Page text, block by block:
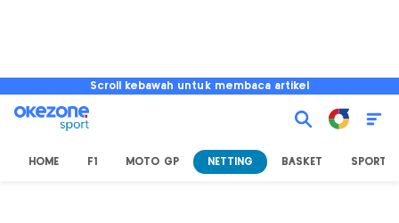
Scroll kebawah untuk membaca artikel
HOME F1 MOTO GP NETTING BASKET SPORT